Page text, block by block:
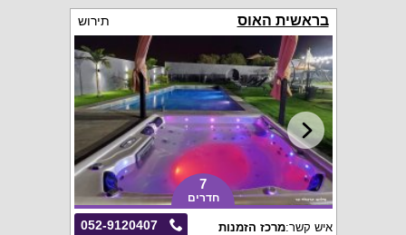
בראשית האוס תירוש
7
חדרים
052-9120407 איש קשר:מרכז הזמנות